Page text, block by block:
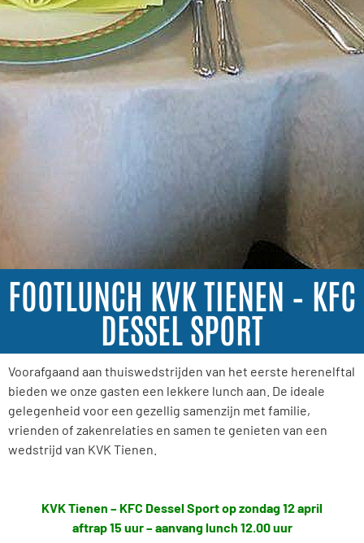
FOOTLUNCH KVK TIENEN – KFC
DESSEL SPORT
Voorafgaand aan thuiswedstrijden van het eerste herenelftal
bieden we onze gasten een lekkere lunch aan. De ideale
gelegenheid voor een gezellig samenzijn met familie,
vrienden of zakenrelaties en samen te genieten van een
wedstrijd van KVK Tienen.
KVK Tienen – KFC Dessel Sport op zondag 12 april
aftrap 15 uur – aanvang lunch 12.00 uur